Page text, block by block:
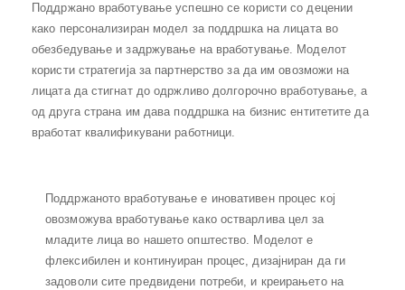
Поддржано вработување успешно се користи со децении
како персонализиран модел за поддршка на лицата во
обезбедување и задржување на вработување. Моделот
користи стратегија за партнерство за да им овозможи на
лицата да стигнат до одржливо долгорочно вработување, а
од друга страна им дава поддршка на бизнис ентитетите да
вработат квалификувани работници.
Поддржаното вработување е иновативен процес кој
овозможува вработување како остварлива цел за
младите лица во нашето општество. Моделот е
флексибилен и континуиран процес, дизајниран да ги
задоволи сите предвидени потреби, и креирањето на